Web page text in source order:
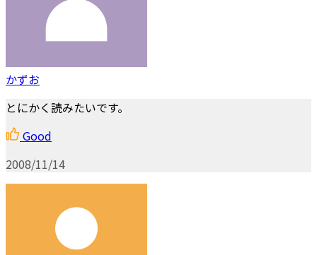
かずお
とにかく読みたいです。
Good
2008/11/14